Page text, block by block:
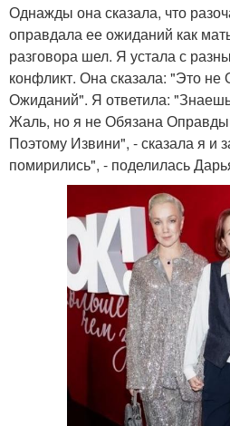
Однажды она сказала, что
оправдала ее ожиданий как
разговора шел. Я устала с
конфликт. Она сказала: "Это
Ожиданий". Я ответила:
Жаль, но я не Обязана
Поэтому Извини", - сказала я и
помирились", - поделилась